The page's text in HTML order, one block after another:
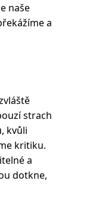
naše
a
strach
kvůli
kritiku.
a
dotkne,